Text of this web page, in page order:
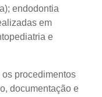
endodontia
em
e
procedimentos
documentação e